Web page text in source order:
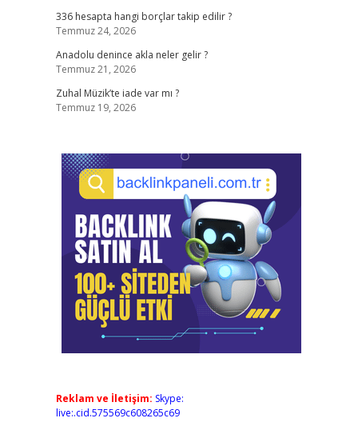
336 hesapta hangi borçlar takip edilir ?
Temmuz 24, 2026
Anadolu denince akla neler gelir ?
Temmuz 21, 2026
Zuhal Müzik’te iade var mı ?
Temmuz 19, 2026
Reklam ve İletişim: Skype:
live:.cid.575569c608265c69